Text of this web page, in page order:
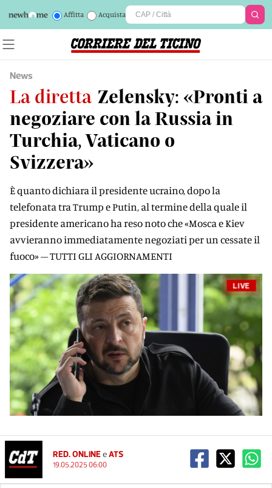
Affitta Acquista
News
La diretta Zelensky: «Pronti a
negoziare con la Russia in
Turchia, Vaticano o
Svizzera»
È quanto dichiara il presidente ucraino, dopo la
telefonata tra Trump e Putin, al termine della quale il
presidente americano ha reso noto che «Mosca e Kiev
avvieranno immediatamente negoziati per un cessate il
fuoco» – TUTTI GLI AGGIORNAMENTI
LIVE
RED. ONLINEeATS
19.05.2025 06:00